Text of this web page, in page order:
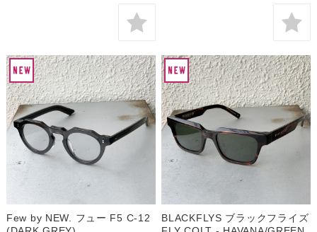
Few by NEW. フュー F5 C-12
BLACKFLYS ブラックフライズ